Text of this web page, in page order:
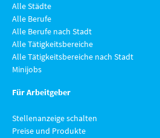
Alle Städte
Alle Berufe
Alle Berufe nach Stadt
Alle Tätigkeitsbereiche
Alle Tätigkeitsbereiche nach Stadt
Minijobs
Für Arbeitgeber
Stellenanzeige schalten
Preise und Produkte